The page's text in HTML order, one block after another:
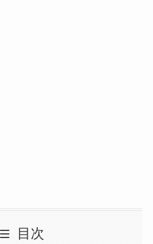
目次